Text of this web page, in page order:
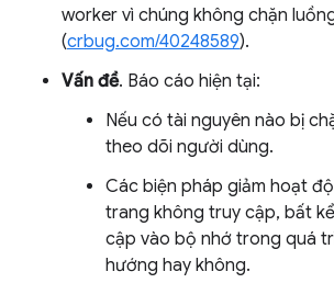
worker vì chúng không chặn
(crbug.com/40248589).
Vấn đề. Báo cáo hiện tại:
Nếu có tài nguyên nào bị
theo dõi người dùng.
Các biện pháp giảm hoạt
trang không truy cập, bất
cập vào bộ nhớ trong quá
hướng hay không.